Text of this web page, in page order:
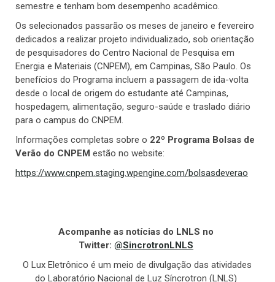
semestre e tenham bom desempenho acadêmico.
Os selecionados passarão os meses de janeiro e fevereiro
dedicados a realizar projeto individualizado, sob orientação
de pesquisadores do Centro Nacional de Pesquisa em
Energia e Materiais (CNPEM), em Campinas, São Paulo. Os
benefícios do Programa incluem a passagem de ida-volta
desde o local de origem do estudante até Campinas,
hospedagem, alimentação, seguro-saúde e traslado diário
para o campus do CNPEM.
Informações completas sobre o 22º Programa Bolsas de
Verão do CNPEM estão no website:
https://www.cnpem.staging.wpengine.com/bolsasdeverao
Acompanhe as notícias do LNLS no
Twitter: @SincrotronLNLS
O Lux Eletrônico é um meio de divulgação das atividades
do Laboratório Nacional de Luz Síncrotron (LNLS)